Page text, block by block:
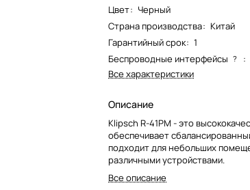
Цвет: Черный
Страна производства: Китай
Гарантийный срок: 1
Беспроводные интерфейсы ? :
Все характеристики
Описание
Klipsch R-41PM - это
обеспечивает
подходит для небольших
различными устройствами.
Все описание